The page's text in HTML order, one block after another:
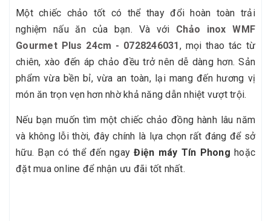
Một chiếc chảo tốt có thể thay đổi hoàn toàn trải
nghiệm nấu ăn của bạn. Và với Chảo inox WMF
Gourmet Plus 24cm - 0728246031, mọi thao tác từ
chiên, xào đến áp chảo đều trở nên dễ dàng hơn. Sản
phẩm vừa bền bỉ, vừa an toàn, lại mang đến hương vị
món ăn trọn vẹn hơn nhờ khả năng dẫn nhiệt vượt trội.
Nếu bạn muốn tìm một chiếc chảo đồng hành lâu năm
và không lỗi thời, đây chính là lựa chọn rất đáng để sở
hữu. Bạn có thể đến ngayĐiện máy Tín Phong hoặc
đặt mua online để nhận ưu đãi tốt nhất.